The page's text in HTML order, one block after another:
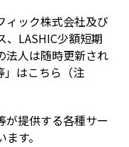
ィック株式会社及び
、LASHIC少額短期
法人は随時更新され
」はこちら（注
が提供する各種サー
す。